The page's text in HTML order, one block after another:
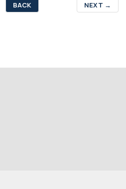
BACK NEXT →